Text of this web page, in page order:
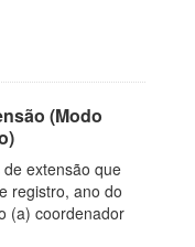
(Modo
extensão que
registro, ano do
(a) coordenador